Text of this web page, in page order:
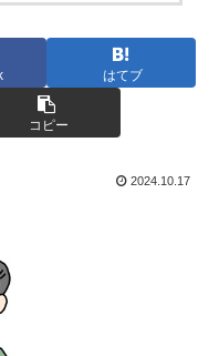
はてブ
コピー
2024.10.17